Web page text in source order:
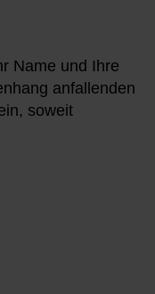
Name und Ihre
anfallenden
soweit